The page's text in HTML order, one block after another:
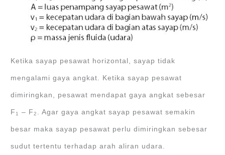
Ketika sayap pesawat horizontal, sayap tidak
mengalami gaya angkat. Ketika sayap pesawat
dimiringkan, pesawat mendapat gaya angkat sebesar
F 1 – F2 . Agar gaya angkat sayap pesawat semakin
besar maka sayap pesawat perlu dimiringkan sebesar
sudut tertentu terhadap arah aliran udara.